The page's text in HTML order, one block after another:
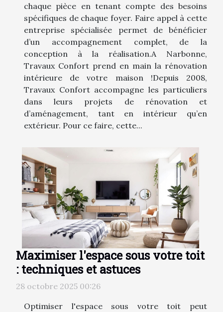
chaque pièce en tenant compte des besoins
spécifiques de chaque foyer. Faire appel à cette
entreprise spécialisée permet de bénéficier
d’un accompagnement complet, de la
conception à la réalisation.A Narbonne,
Travaux Confort prend en main la rénovation
intérieure de votre maison !Depuis 2008,
Travaux Confort accompagne les particuliers
dans leurs projets de rénovation et
d’aménagement, tant en intérieur qu’en
extérieur. Pour ce faire, cette...
Maximiser l'espace sous votre toit
: techniques et astuces
28 octobre 2025 00:26
Optimiser l'espace sous votre toit peut